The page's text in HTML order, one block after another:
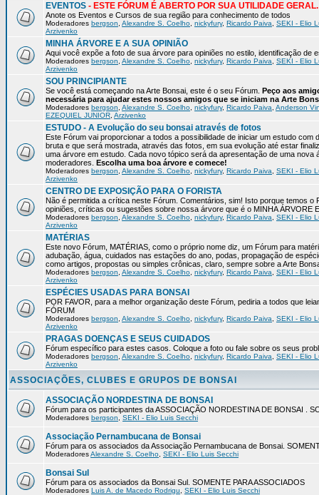
EVENTOS - ESTE FÓRUM É ABERTO POR SUA UTILIDADE GERAL.
Anote os Eventos e Cursos de sua região para conhecimento de todos
Moderadores bergson Alexandre S. Coelho nickyfury, Ricardo Paiva
SEKI - Elio
Arzivenko
MINHA ÁRVORE E A SUA OPINIÃO
Aqui você expõe a foto de sua árvore para opiniões no estilo, identificação de
Moderadores bergson Alexandre S. Coelho nickyfury, Ricardo Paiva
SEKI - Elio
Arzivenko
SOU PRINCIPIANTE
Se você está começando na Arte Bonsai, este é o seu Fórum. Peço aos
necessária para ajudar estes nossos amigos que se iniciam na Arte
Moderadores bergson Alexandre S. Coelho nickyfury, Ricardo Paiva Anderson
EZEQUIEL JUNIOR Arzivenko
ESTUDO - A Evolução do seu bonsai através de fotos
Este Fórum vai proporcionar a todos a possibilidade de iniciar um estudo com
bruta e que será mostrada, através das fotos, em sua evolução até estar
uma árvore em estudo. Cada novo tópico será da apresentação de uma
moderadores. Escolha uma boa árvore e comece!
Moderadores bergson Alexandre S. Coelho nickyfury, Ricardo Paiva
SEKI - Elio
Arzivenko
CENTRO DE EXPOSIÇÃO PARA O FORISTA
Não é permitida a crítica neste Fórum. Comentários, sim! Isto porque temos
opiniões, críticas ou sugestões sobre nossa árvore que é o MINHA ÁRVORE
Moderadores bergson Alexandre S. Coelho nickyfury, Ricardo Paiva
SEKI - Elio
Arzivenko
MATÉRIAS
Este novo Fórum, MATÉRIAS, como o próprio nome diz, um Fórum para
adubação, água, cuidados nas estações do ano, podas, propagação de
como artigos, propostas ou simples crônicas, claro, sempre sobre a Arte
Moderadores bergson Alexandre S. Coelho nickyfury, Ricardo Paiva
SEKI - Elio
Arzivenko
ESPÉCIES USADAS PARA BONSAI
POR FAVOR, para a melhor organização deste Fórum, pediria a todos que
FÓRUM
Moderadores bergson Alexandre S. Coelho nickyfury, Ricardo Paiva
SEKI - Elio
Arzivenko
PRAGAS DOENÇAS E SEUS CUIDADOS
Fórum específico para estes casos. Coloque a foto ou fale sobre os seus
Moderadores bergson Alexandre S. Coelho nickyfury, Ricardo Paiva
SEKI - Elio
Arzivenko
ASSOCIAÇÕES, CLUBES E GRUPOS DE BONSAI
ASSOCIAÇÃO NORDESTINA DE BONSAI
Fórum para os participantes da ASSOCIAÇÃO NORDESTINA DE BONSAI .
Moderadores bergson SEKI - Elio Luis Secchi
Associação Pernambucana de Bonsai
Fórum para os associados da Associação Pernambucana de Bonsai.
ModeradoresAlexandre S. Coelho SEKI - Elio Luis Secchi
Bonsai Sul
Fórum para os associados da Bonsai Sul. SOMENTE PARA ASSOCIADOS
Moderadores Luis A. de Macedo Rodrigu SEKI - Elio Luis Secchi